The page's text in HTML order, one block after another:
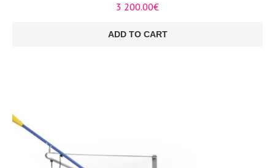
3 200.00€
ADD TO CART